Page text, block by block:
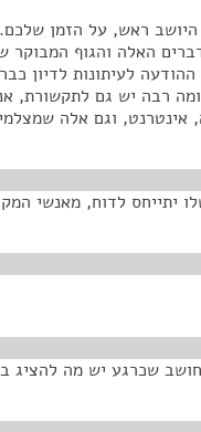
היושב ראש, על הזמן
האלה והגוף המבוקר
לעיתונות לדיון
רבה יש גם לתקשורת,
וגם אלה
יתייחס לדוח, מאנשי
שכרגע יש מה להציג